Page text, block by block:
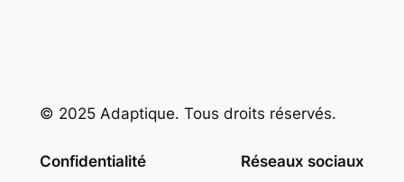
© 2025 Adaptique. Tous droits réservés.
Confidentialité Réseaux sociaux